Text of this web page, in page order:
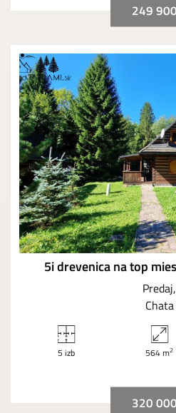
249
5i drevenica na top
Predaj
Chata
5 izb 564 m2
320